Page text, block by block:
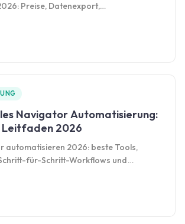
Preise, Datenexport,
Navigator Automatisierung:
2026
automatisieren 2026: beste Tools,
für-Schritt-Workflows und